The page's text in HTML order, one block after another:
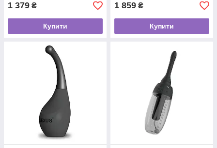
1 379 ₴
Купити
1 859 ₴
Купити